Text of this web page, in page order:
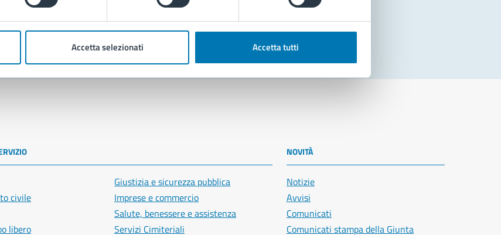
Accetta selezionati Accetta tutti
disservizio
civile
libero
Giustizia e sicurezza pubblica
Imprese e commercio
Salute, benessere e assistenza
Servizi Cimiteriali
NOVITÀ
Notizie
Avvisi
Comunicati
Comunicati stampa della Giunta